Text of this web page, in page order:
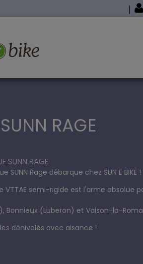
RAGE
SUNN RAGE
Rage débarque chez SUN E BIKE !
semi-rigide est l'arme absolue
, Bonnieux (Luberon) et Vaison-la-
dénivelés avec aisance !